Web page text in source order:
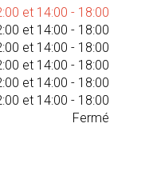
et 14:00 - 18:00
et 14:00 - 18:00
et 14:00 - 18:00
et 14:00 - 18:00
et 14:00 - 18:00
et 14:00 - 18:00
Fermé